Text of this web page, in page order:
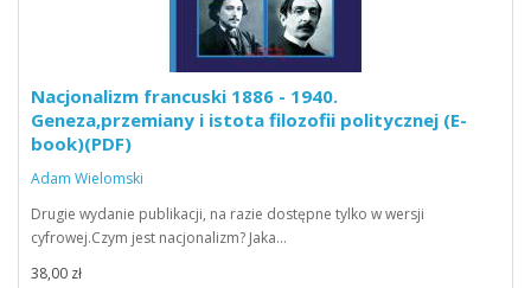
Nacjonalizm francuski 1886 - 1940.
Geneza,przemiany i istota filozofii politycznej (E-
book)(PDF)
Adam Wielomski
Drugie wydanie publikacji, na razie dostępne tylko w wersji
cyfrowej.Czym jest nacjonalizm? Jaka…
38,00 zł